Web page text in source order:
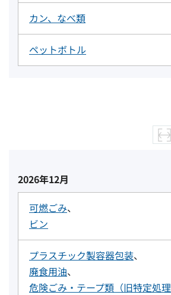
カン、なべ類
ペットボトル
2026年12月
可燃ごみ、
ビン
プラスチック製容器包装、
廃食用油、
危険ごみ・テープ類（旧特定処理